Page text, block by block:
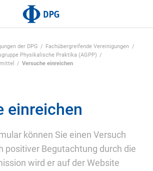
der DPG
Fachübergreifende Vereinigungen
Physikalische Praktika (AGPP)
Versuche einreichen
einreichen
können Sie einen Versuch
positiver Begutachtung durch die
wird er auf der Website